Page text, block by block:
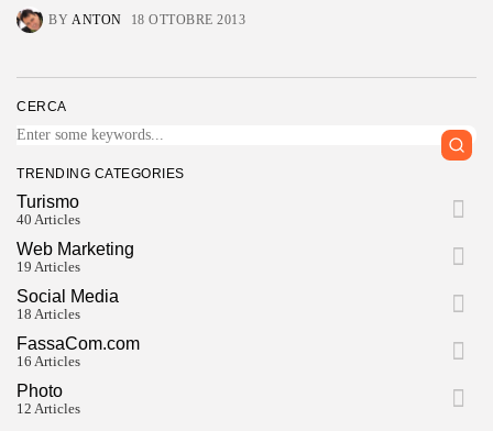
BY ANTON 18 OTTOBRE 2013
CERCA
TRENDING CATEGORIES
Turismo
40 Articles
Web Marketing
19 Articles
Social Media
18 Articles
FassaCom.com
16 Articles
Photo
12 Articles